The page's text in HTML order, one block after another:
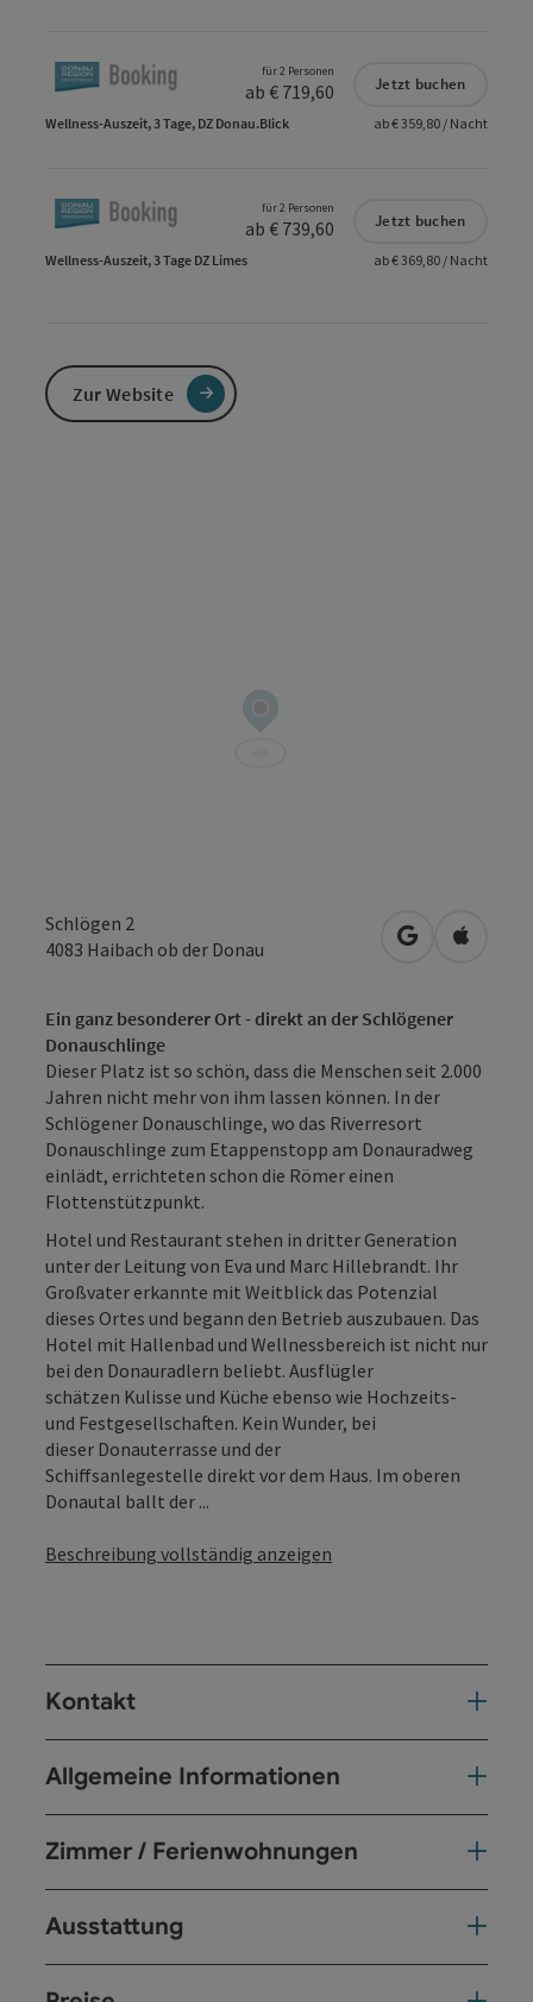
Schlögen 2
4083 Haibach ob der Donau in Google
in
Ein ganz besonderer Ort - direkt an der Schlögener
Donauschlinge
Dieser Platz ist so schön, dass die Menschen seit 2.000
Jahren nicht mehr von ihm lassen können. In der
Schlögener Donauschlinge, wo das Riverresort
Donauschlinge zum Etappenstopp am Donauradweg
einlädt, errichteten schon die Römer einen
Flottenstützpunkt.
Hotel und Restaurant stehen in dritter Generation
unter der Leitung von Eva und Marc Hillebrandt. Ihr
Großvater erkannte mit Weitblick das Potenzial
dieses Ortes und begann den Betrieb auszubauen. Das
Hotel mit Hallenbad und Wellnessbereich ist nicht nur
bei den Donauradlern beliebt. Ausflügler
schätzen Kulisse und Küche ebenso wie Hochzeits-
und Festgesellschaften. Kein Wunder, bei
dieser Donauterrasse und der
Schiffsanlegestelle direkt vor dem Haus. Im oberen
Donautal ballt der ...
Beschreibung vollständig anzeigen
Kontakt
Allgemeine Informationen
Zimmer / Ferienwohnungen
Ausstattung
für 2 Personen
ab € 719,60 Jetzt buchen
Wellness-Auszeit, 3 Tage, DZ Donau.Blick ab € 359,80 / Nacht
für 2 Personen
ab € 739,60 Jetzt buchen
Wellness-Auszeit, 3 Tage DZ Limes ab € 369,80 / Nacht
Zur Website